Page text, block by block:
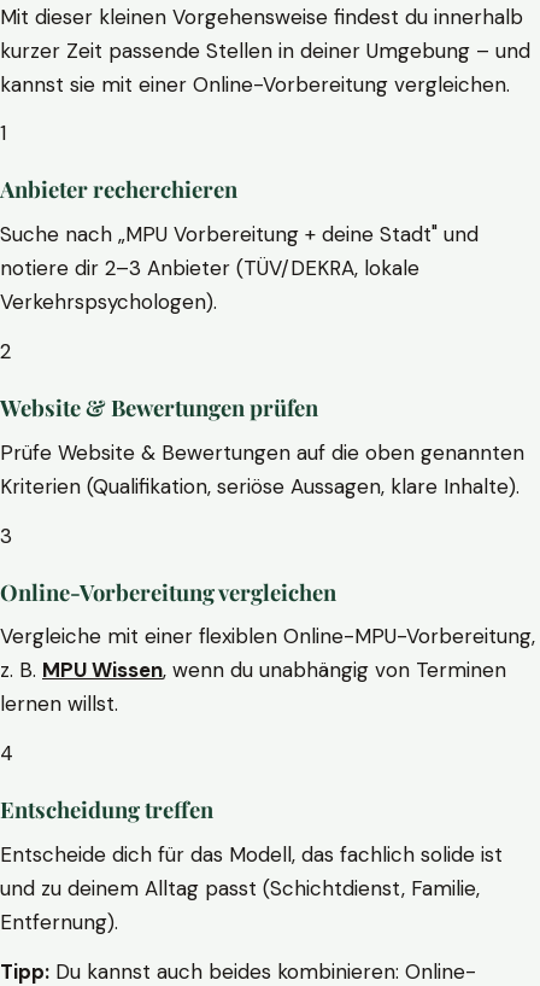
Mit dieser kleinen Vorgehensweise findest du innerhalb
kurzer Zeit passende Stellen in deiner Umgebung – und
kannst sie mit einer Online-Vorbereitung vergleichen.
1
Anbieter recherchieren
Suche nach „MPU Vorbereitung + deine Stadt" und
notiere dir 2–3 Anbieter (TÜV/DEKRA, lokale
Verkehrspsychologen).
2
Website & Bewertungen prüfen
Prüfe Website & Bewertungen auf die oben genannten
Kriterien (Qualifikation, seriöse Aussagen, klare Inhalte).
3
Online-Vorbereitung vergleichen
Vergleiche mit einer flexiblen Online-MPU-Vorbereitung,
z. B. MPU Wissen, wenn du unabhängig von Terminen
lernen willst.
4
Entscheidung treffen
Entscheide dich für das Modell, das fachlich solide ist
und zu deinem Alltag passt (Schichtdienst, Familie,
Entfernung).
Tipp: Du kannst auch beides kombinieren: Online-